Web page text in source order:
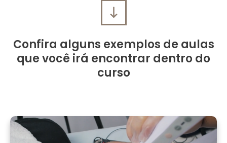
Confira alguns exemplos de aulas
que você irá encontrar dentro do
curso